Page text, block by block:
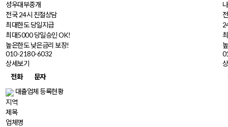
성우대부중개
전국 24시 친절상담
최대한도 당일지급
최대5000 당일승인 OK!
높은한도 낮은금리 보장!
010-2180-6032
상세보기
전화
문자
대출업체 등록현황
지역
제목
업체명